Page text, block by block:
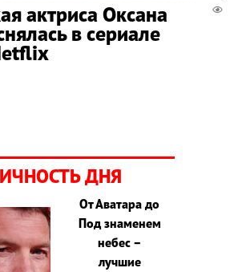
актриса Оксана
в сериале
ДНЯ
От Аватара до
Под знаменем
небес –
лучшие